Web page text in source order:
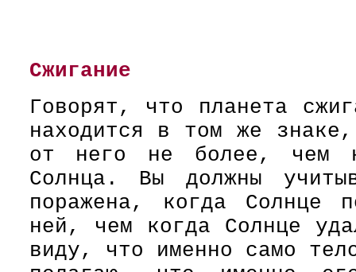
Сжигание
Говорят, что планета
находится в том же
от него не более, чем
Солнца. Вы должны
поражена, когда Солнце
ней, чем когда Солнце
виду, что именно само